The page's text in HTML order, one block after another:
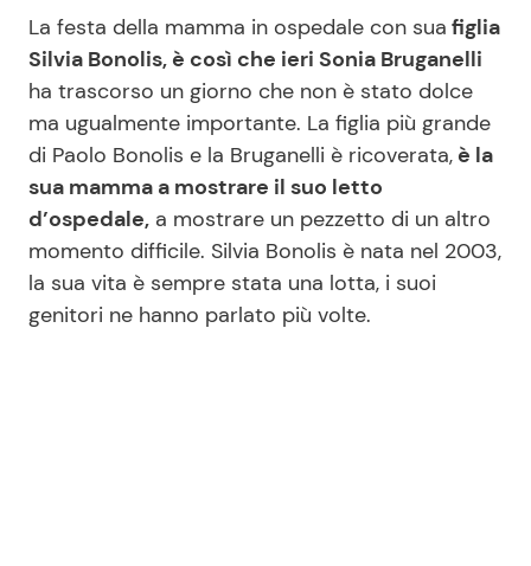
Mondo Mamma
News benessere
Salute
Viaggi e Turismo
Le Ricette in TV
Primi Piatti
Ricette Facili e Veloci
Ricette Feste
La festa della mamma in ospedale con sua figlia
Silvia Bonolis, è così che ieri Sonia Bruganelli
ha trascorso un giorno che non è stato dolce
ma ugualmente importante. La figlia più grande
di Paolo Bonolis e la Bruganelli è ricoverata, è la
sua mamma a mostrare il suo letto
d’ospedale, a mostrare un pezzetto di un altro
momento difficile. Silvia Bonolis è nata nel 2003,
la sua vita è sempre stata una lotta, i suoi
genitori ne hanno parlato più volte.